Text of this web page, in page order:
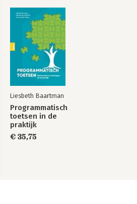
Liesbeth Baartman
Programmatisch
toetsen in de
praktijk
€ 35,75